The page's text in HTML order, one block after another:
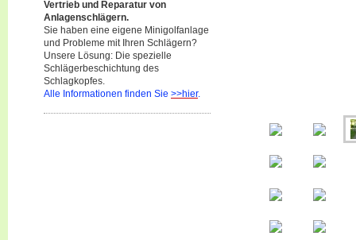
Vertrieb und Reparatur von
Anlagenschlägern.
Sie haben eine eigene Minigolfanlage
und Probleme mit Ihren Schlägern?
Unsere Lösung: Die spezielle
Schlägerbeschichtung des
Schlagkopfes.
Alle Informationen finden Sie >>hier.